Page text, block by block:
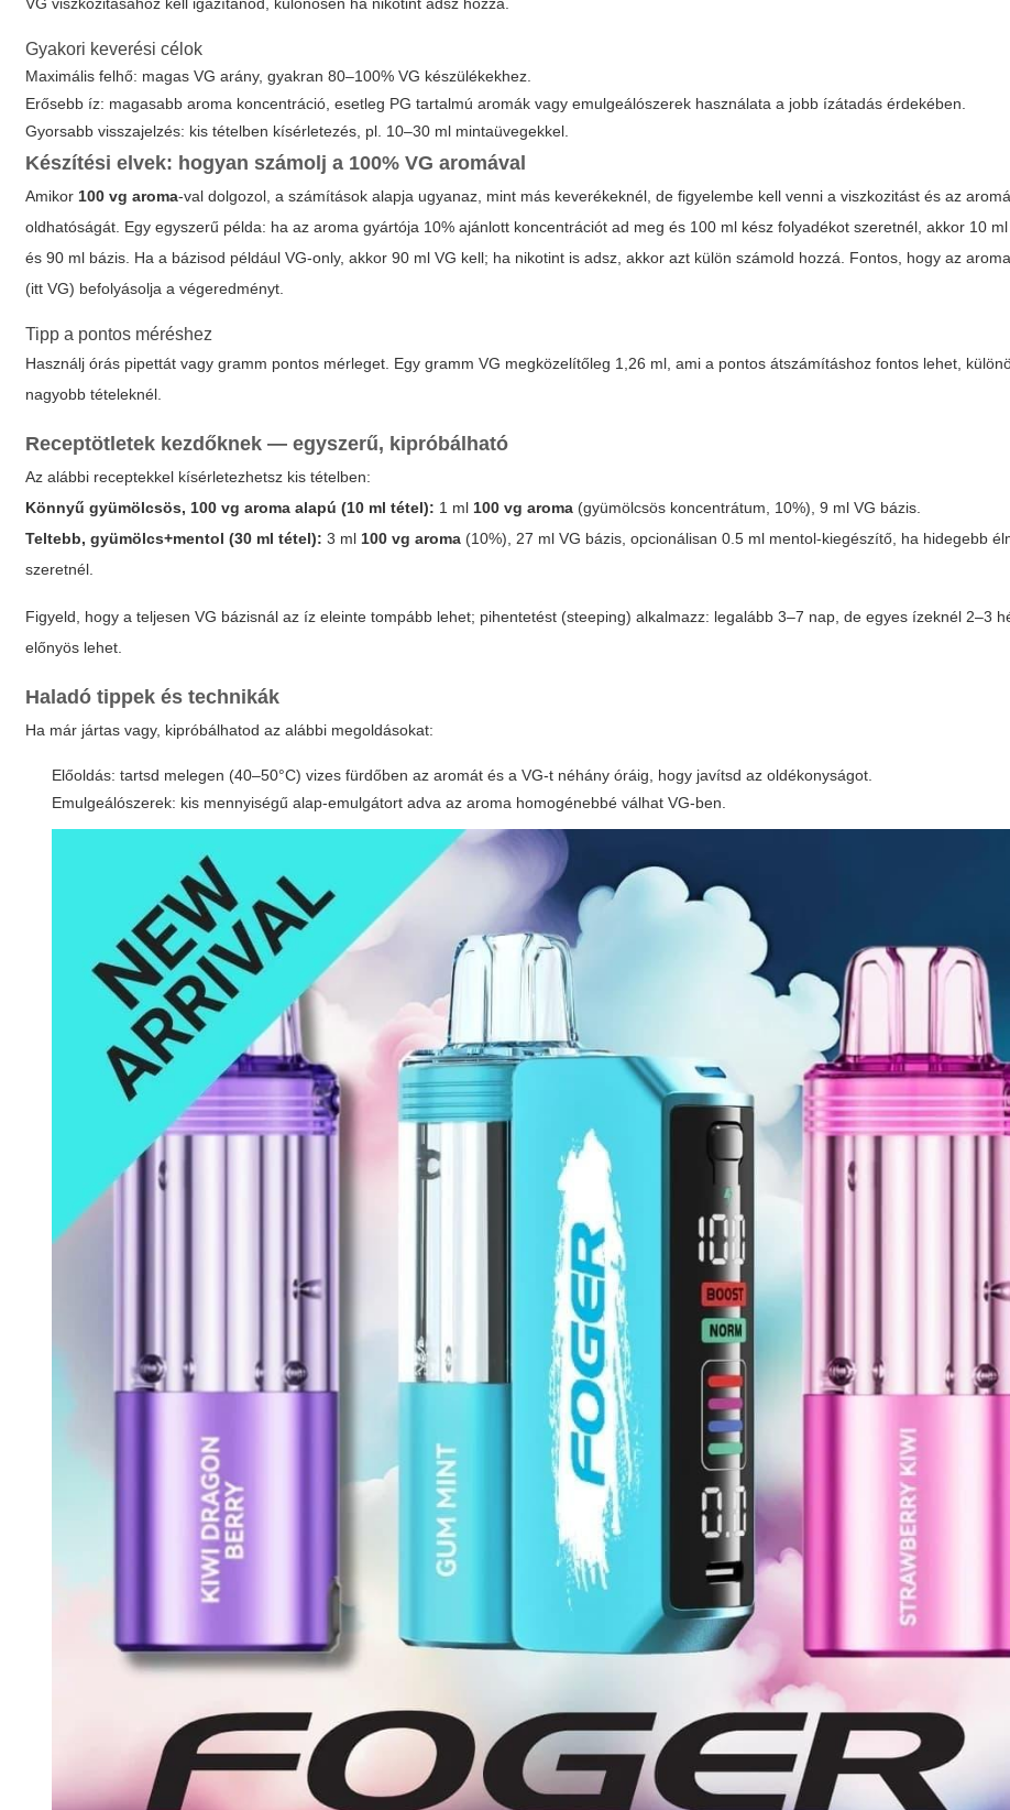
Gyakori keverési célok
Maximális felhő: magas VG arány, gyakran 80–100% VG készülékekhez.
Erősebb íz: magasabb aroma koncentráció, esetleg PG tartalmú aromák vagy emulgeálószerek használata a jobb ízátadás érdekében.
Gyorsabb visszajelzés: kis tételben kísérletezés, pl. 10–30 ml mintaüvegekkel.
Készítési elvek: hogyan számolj a 100% VG aromával
Amikor 100 vg aroma-val dolgozol, a számítások alapja ugyanaz, mint más keverékeknél, de figyelembe kell venni a viszkozitást és az
oldhatóságát. Egy egyszerű példa: ha az aroma gyártója 10% ajánlott koncentrációt ad meg és 100 ml kész folyadékot szeretnél, akkor 10
és 90 ml bázis. Ha a bázisod például VG-only, akkor 90 ml VG kell; ha nikotint is adsz, akkor azt külön számold hozzá. Fontos, hogy az
(itt VG) befolyásolja a végeredményt.
Tipp a pontos méréshez
Használj órás pipettát vagy gramm pontos mérleget. Egy gramm VG megközelítőleg 1,26 ml, ami a pontos átszámításhoz fontos lehet,
nagyobb tételeknél.
Receptötletek kezdőknek — egyszerű, kipróbálható
Az alábbi receptekkel kísérletezhetsz kis tételben:
Könnyű gyümölcsös, 100 vg aroma alapú (10 ml tétel): 1 ml 100 vg aroma (gyümölcsös koncentrátum, 10%), 9 ml VG bázis.
Teltebb, gyümölcs+mentol (30 ml tétel): 3 ml 100 vg aroma (10%), 27 ml VG bázis, opcionálisan 0.5 ml mentol-kiegészítő, ha hidegebb
szeretnél.
Figyeld, hogy a teljesen VG bázisnál az íz eleinte tompább lehet; pihentetést (steeping) alkalmazz: legalább 3–7 nap, de egyes ízeknél 2–3
előnyös lehet.
Haladó tippek és technikák
Ha már jártas vagy, kipróbálhatod az alábbi megoldásokat:
Előoldás: tartsd melegen (40–50°C) vizes fürdőben az aromát és a VG-t néhány óráig, hogy javítsd az oldékonyságot.
Emulgeálószerek: kis mennyiségű alap-emulgátort adva az aroma homogénebbé válhat VG-ben.